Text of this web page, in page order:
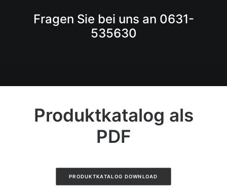
Fragen Sie bei uns an 0631-
535630
Produktkatalog als
PDF
PRODUKTKATALOG DOWNLOAD